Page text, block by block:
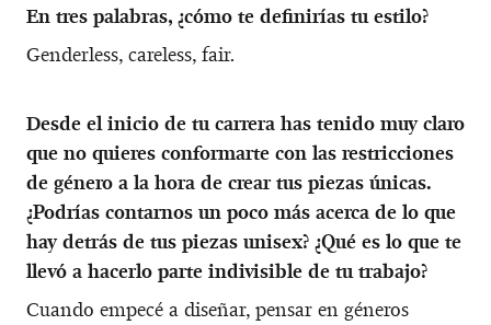
En tres palabras, ¿cómo te definirías tu estilo?
Genderless, careless, fair.
Desde el inicio de tu carrera has tenido muy claro
que no quieres conformarte con las restricciones
de género a la hora de crear tus piezas únicas.
¿Podrías contarnos un poco más acerca de lo que
hay detrás de tus piezas unisex? ¿Qué es lo que te
llevó a hacerlo parte indivisible de tu trabajo?
Cuando empecé a diseñar, pensar en géneros